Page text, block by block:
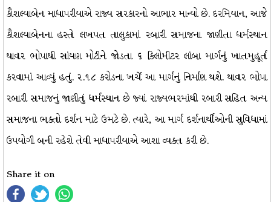
કૌશલ્યાબેન માધાપરીયાએ રાજ્ય સરકારનો આભાર માન્યો છે. દરમિયાન, આજે
કૌશલ્યાબેનના હસ્તે લખપત તાલુકામાં રબારી સમાજના જાણીતા ધર્મસ્થાન
થાવર ભોપાથી સાંયણ મોટીને જોડતા ૬ કિલોમીટર લાંબા માર્ગનું ખાતમુહૂર્ત
કરવામાં આવ્યું હતું. ૨.૧૮ કરોડના ખર્ચે આ માર્ગનું નિર્માણ થશે. થાવર ભોપા
રબારી સમાજનું જાણીતું ધર્મસ્થાન છે જ્યાં રાજ્યભરમાંથી રબારી સહિત અન્ય
સમાજના ભક્તો દર્શન માટે ઉમટે છે. ત્યારે, આ માર્ગ દર્શનાર્થીઓની સુવિધામાં
ઉપયોગી બની રહેશે તેવી માધાપરીયાએ આશા વ્યક્ત કરી છે.
Share it on